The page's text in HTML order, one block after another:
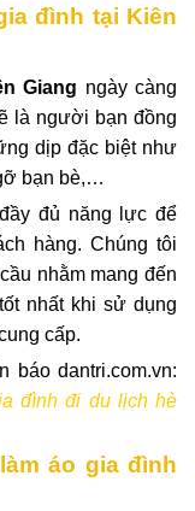
đình tại Kiên
Giang ngày càng
là người bạn đồng
dịp đặc biệt như
bạn bè,…
đủ năng lực để
hàng. Chúng tôi
nhằm mang đến
nhất khi sử dụng
cấp.
báo dantri.com.vn:
đình đi du lịch hè
áo gia đình